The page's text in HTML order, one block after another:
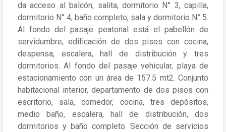
da acceso al balcón, salita, dormitorio N° 3, capilla,
dormitorio N° 4, baño completo, sala y dormitorio N° 5.
Al fondo del pasaje peatonal está el pabellón de
servidumbre, edificación de dos pisos con cocina,
despensa, escalera, hall de distribución y tres
dormitorios. Al fondo del pasaje vehicular, playa de
estacionamiento con un área de 157.5 mt2. Conjunto
habitacional interior, departamento de dos pisos con
escritorio, sala, comedor, cocina, tres depósitos,
medio baño, escalera, hall de distribución, dos
dormitorios y baño completo. Sección de servicios